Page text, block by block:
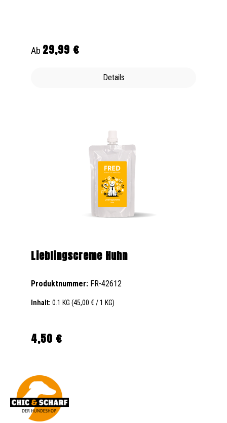
Regulärer Preis:
Ab 29,99 €
Details
Lieblingscreme Huhn
Produktnummer: FR-42612
Inhalt: 0.1 KG (45,00 € / 1 KG)
Regulärer Preis:
4,50 €